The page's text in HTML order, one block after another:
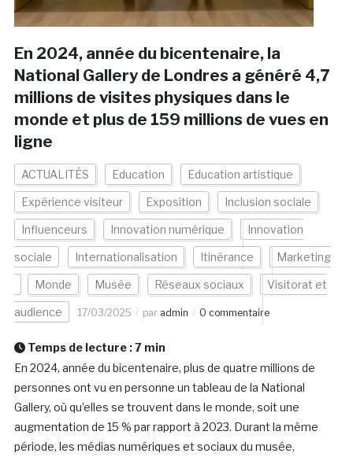
En 2024, année du bicentenaire, la
National Gallery de Londres a généré 4,7
millions de visites physiques dans le
monde et plus de 159 millions de vues en
ligne
ACTUALITÉS Education Education artistique
Expérience visiteur Exposition Inclusion sociale
Influenceurs Innovation numérique Innovation
sociale Internationalisation Itinérance Marketing
Monde Musée Réseaux sociaux Visitorat et
audience 17/03/2025 par admin 0 commentaire
Temps de lecture :7 min
En 2024, année du bicentenaire, plus de quatre millions de
personnes ont vu en personne un tableau de la National
Gallery, où qu’elles se trouvent dans le monde, soit une
augmentation de 15 % par rapport à 2023. Durant la même
période, les médias numériques et sociaux du musée,